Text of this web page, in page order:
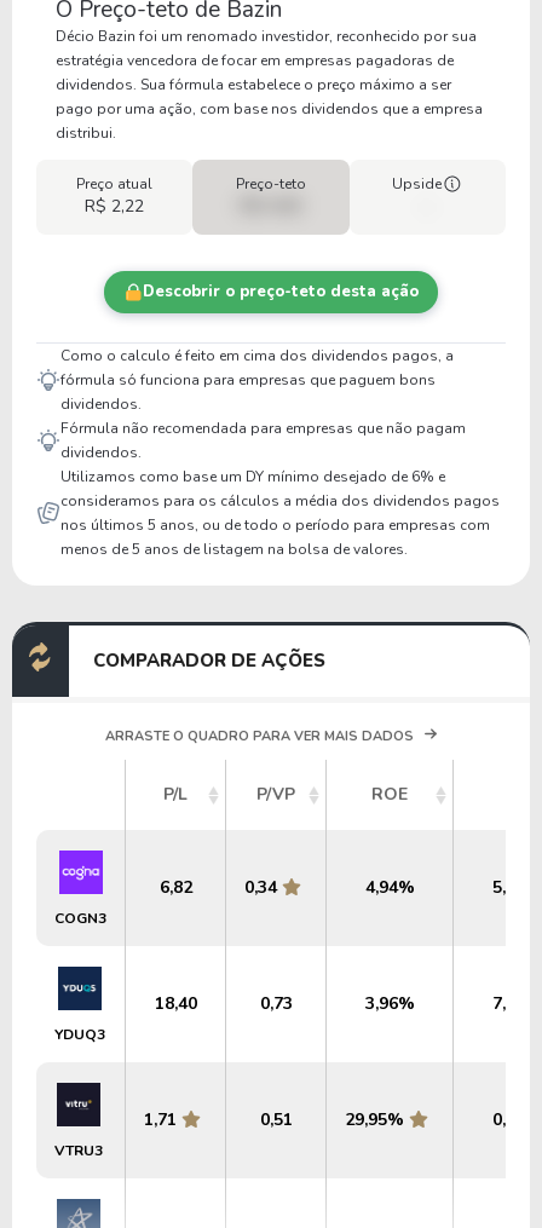
O Preço-teto de Bazin
Décio Bazin foi um renomado investidor, reconhecido por sua
estratégia vencedora de focar em empresas pagadoras de
dividendos. Sua fórmula estabelece o preço máximo a ser
pago por uma ação, com base nos dividendos que a empresa
distribui.
Preço atual
R$ 2,22
Preço-teto Upside
Descobrir o preço-teto desta ação
Como o calculo é feito em cima dos dividendos pagos, a
fórmula só funciona para empresas que paguem bons
dividendos.
Fórmula não recomendada para empresas que não pagam
dividendos.
Utilizamos como base um DY mínimo desejado de 6% e
consideramos para os cálculos a média dos dividendos pagos
nos últimos 5 anos, ou de todo o período para empresas com
menos de 5 anos de listagem na bolsa de valores.
COMPARADOR DE AÇÕES
ARRASTE O QUADRO PARA VER MAIS DADOS
P/L P/VP ROE
COGN3
6,82 0,34 4,94% 5,81%
YDUQ3
18,40 0,73 3,96% 7,15%
VTRU3
1,71 0,51 29,95% 0,20%